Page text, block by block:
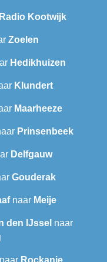
Radio Kootwijk
Zoelen
Hedikhuizen
Klundert
Maarheeze
Prinsenbeek
Delfgauw
Gouderak
naar Meije
den IJssel naar
naar Rockanje